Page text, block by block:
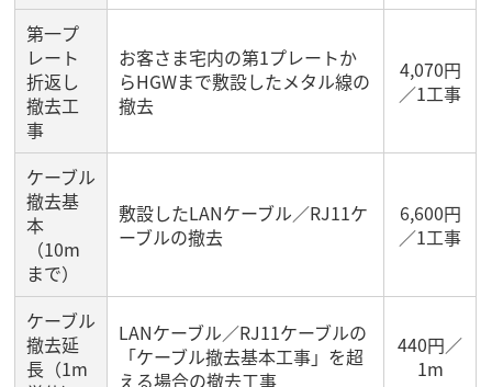
第一プ
レート
折返し
撤去工
事
お客さま宅内の第1プレートか
らHGWまで敷設したメタル線の
撤去
4,070円
／1工事
ケーブル
撤去基
本
（10m
まで）
敷設したLANケーブル／RJ11ケ
ーブルの撤去
6,600円
／1工事
ケーブル
撤去延
長（1m
LANケーブル／RJ11ケーブルの
「ケーブル撤去基本工事」を超
える場合の撤去工事
440円／
1m